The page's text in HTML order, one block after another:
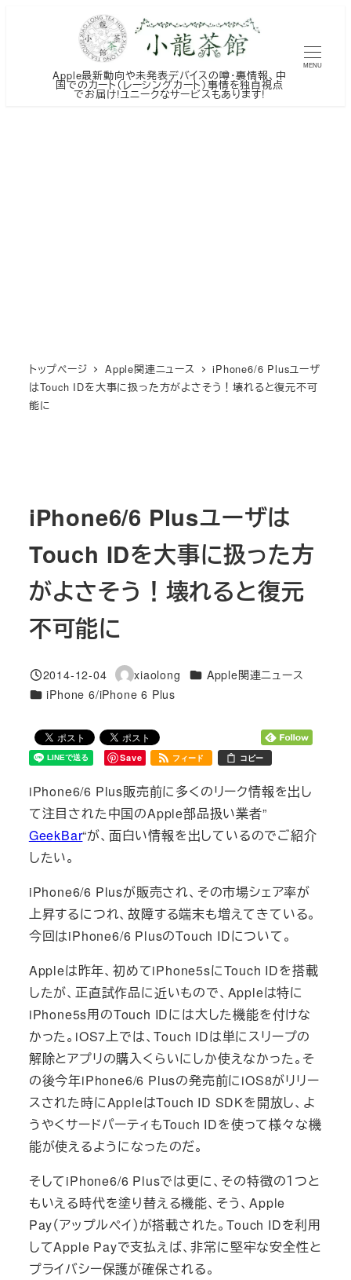
Apple最新動向や未発表デバイスの噂・裏情報、中
国でのカート（レーシングカート）事情を独自視点
でお届け!ユニークなサービスもあります!
MENU
トップページ Apple関連ニュース
iPhone6/6 Plusユーザ
はTouch IDを大事に扱った方がよさそう！壊れると復元不可
能に
iPhone6/6 Plusユーザは
Touch IDを大事に扱った方
がよさそう！壊れると復元
不可能に
投稿日
2014-12-04
著
者
xiaolong カテゴリー
Apple関連ニュース
カテゴリー
iPhone 6/iPhone 6 Plus
Save フィード コピー
iPhone6/6 Plus販売前に多くのリーク情報を出し
て注目された中国のApple部品扱い業者”
GeekBar“が、面白い情報を出しているのでご紹介
したい。
iPhone6/6 Plusが販売され、その市場シェア率が
上昇するにつれ、故障する端末も増えてきている。
今回はiPhone6/6 PlusのTouch IDについて。
Appleは昨年、初めてiPhone5sにTouch IDを搭載
したが、正直試作品に近いもので、Appleは特に
iPhone5s用のTouch IDには大した機能を付けな
かった。iOS7上では、Touch IDは単にスリープの
解除とアプリの購入くらいにしか使えなかった。そ
の後今年iPhone6/6 Plusの発売前にiOS8がリリー
スされた時にAppleはTouch ID SDKを開放し、よ
うやくサードパーティもTouch IDを使って様々な機
能が使えるようになったのだ。
そしてiPhone6/6 Plusでは更に、その特徴の１つと
もいえる時代を塗り替える機能、そう、Apple
Pay（アップルペイ）が搭載された。Touch IDを利用
してApple Payで支払えば、非常に堅牢な安全性と
プライバシー保護が確保される。